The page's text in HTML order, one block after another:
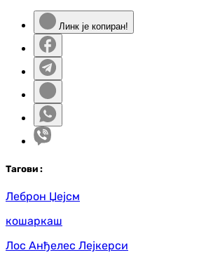
Линк је копиран!
Тагови :
Леброн Џејсм
кошаркаш
Лос Анђелес Лејкерси